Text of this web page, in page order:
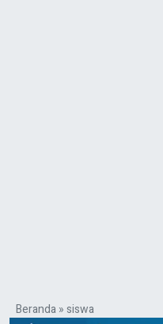
Beranda»siswa